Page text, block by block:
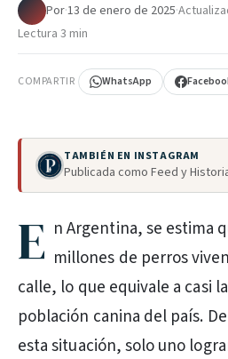
Por·13 de enero de 2025·
Lectura 3 min
COMPARTIR WhatsApp
TAMBIÉN EN INSTAGRAM
Publicada como Feed y
E n Argentina, se estima
millones de perros
calle, lo que equivale a casi
población canina del país.
esta situación, solo uno